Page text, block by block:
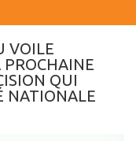
VOILE
QUI
NATIONALE